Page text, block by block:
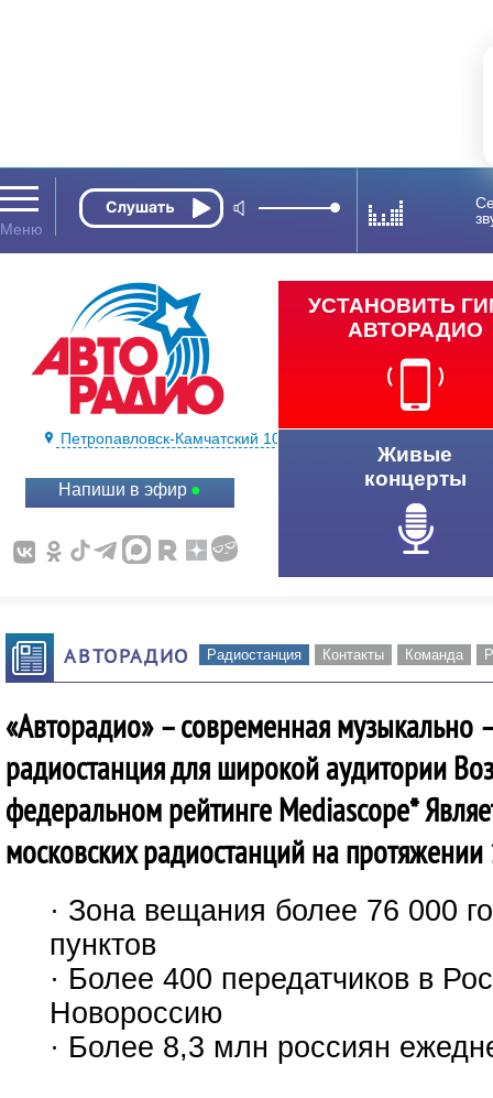
Петропавловск-Камчатский 104,5 FM
Напиши в эфир
УСТАНОВИТЬ
АВТОРАДИО
Живые
концерты
АВТОРАДИО Радиостанция Контакты Команда
«Авторадио» – современная
радиостанция для широкой аудитории
федеральном рейтинге Mediascope*
московских радиостанций на протяжении
· Зона вещания более 76 000
пунктов
· Более 400 передатчиков в
Новороссию
· Более 8,3 млн россиян